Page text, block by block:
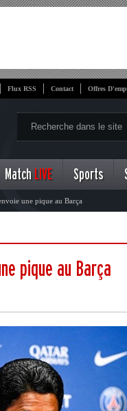
Flux RSS Contact Offres
Match LIVE Sports
une pique au Barça
pique au Barça